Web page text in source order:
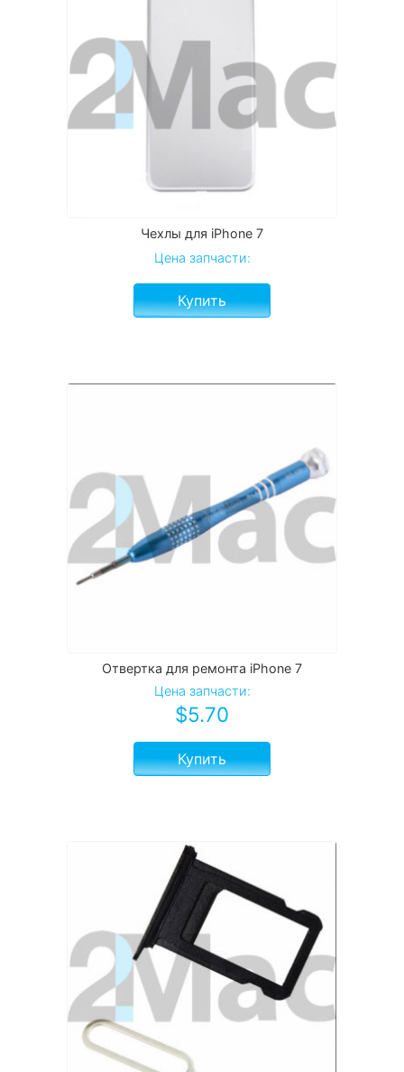
Чехлы для iPhone 7
Цена запчасти:
Купить
Отвертка для ремонта iPhone 7
Цена запчасти:
$5.70
Купить